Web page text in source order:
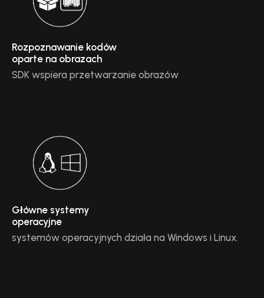
Rozpoznawanie kodów
oparte na obrazach
SDK wspiera przetwarzanie obrazów
Główne systemy
operacyjne
systemów operacyjnych działa na Windows i Linux.